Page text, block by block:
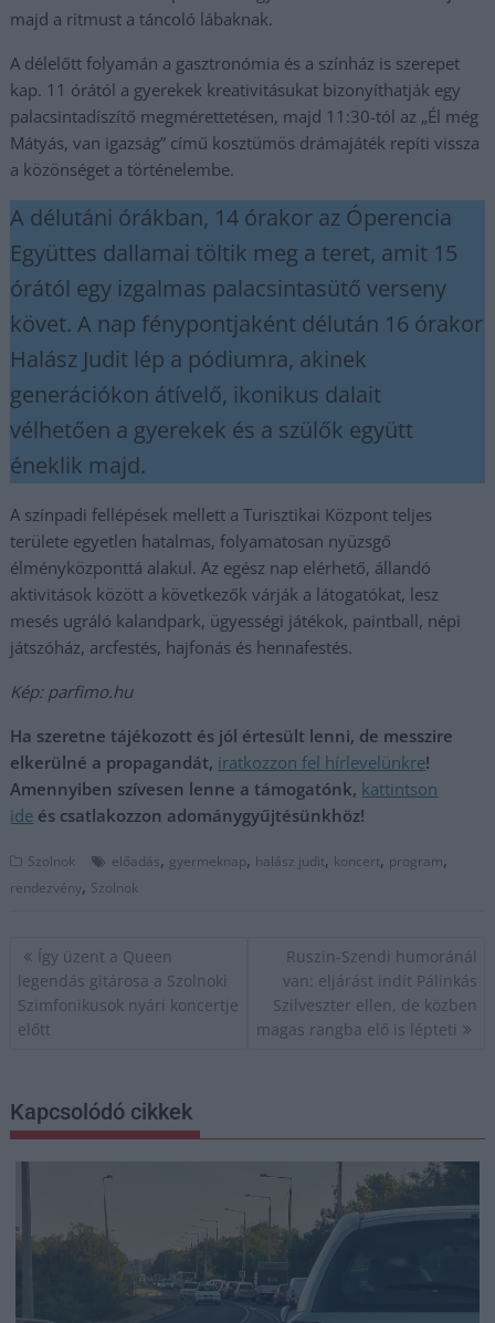
majd a ritmust a táncoló lábaknak.
A délelőtt folyamán a gasztronómia és a színház is szerepet
kap. 11 órától a gyerekek kreativitásukat bizonyíthatják egy
palacsintadíszítő megmérettetésen, majd 11:30-tól az „Él még
Mátyás, van igazság” című kosztümös drámajáték repíti vissza
a közönséget a történelembe.
A délutáni órákban, 14 órakor az Óperencia
Együttes dallamai töltik meg a teret, amit 15
órától egy izgalmas palacsintasütő verseny
követ. A nap fénypontjaként délután 16 órakor
Halász Judit lép a pódiumra, akinek
generációkon átívelő, ikonikus dalait
vélhetően a gyerekek és a szülők együtt
éneklik majd.
A színpadi fellépések mellett a Turisztikai Központ teljes
területe egyetlen hatalmas, folyamatosan nyüzsgő
élményközponttá alakul. Az egész nap elérhető, állandó
aktivitások között a következők várják a látogatókat, lesz
mesés ugráló kalandpark, ügyességi játékok, paintball, népi
játszóház, arcfestés, hajfonás és hennafestés.
Kép: parfimo.hu
Ha szeretne tájékozott és jól értesült lenni, de messzire
elkerülné a propagandát, iratkozzon fel hírlevelünkre!
Amennyiben szívesen lenne a támogatónk, kattintson
ide és csatlakozzon adománygyűjtésünkhöz!
Szolnok előadás, gyermeknap, halász judit, koncert, program,
rendezvény, Szolnok
Bejegyzés
navigáció
Így üzent a Queen
legendás gitárosa a Szolnoki
Szimfonikusok nyári koncertje
előtt
Ruszin-Szendi humoránál
van: eljárást indít Pálinkás
Szilveszter ellen, de közben
magas rangba elő is lépteti
Kapcsolódó cikkek